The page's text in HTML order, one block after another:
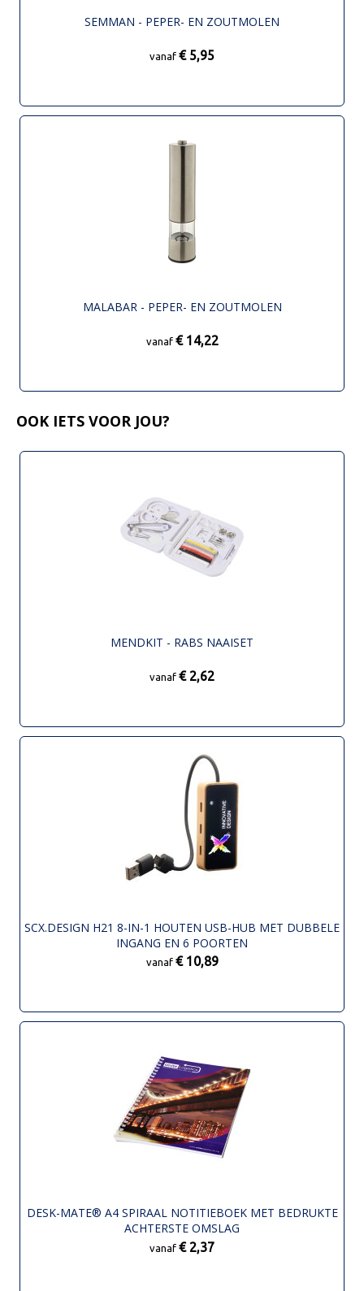
SEMMAN - PEPER- EN ZOUTMOLEN
vanaf € 5,95
MALABAR - PEPER- EN ZOUTMOLEN
vanaf € 14,22
OOK IETS VOOR JOU?
MENDKIT - RABS NAAISET
vanaf € 2,62
SCX.DESIGN H21 8-IN-1 HOUTEN USB-HUB MET DUBBELE
INGANG EN 6 POORTEN
vanaf € 10,89
DESK-MATE® A4 SPIRAAL NOTITIEBOEK MET BEDRUKTE
ACHTERSTE OMSLAG
vanaf € 2,37